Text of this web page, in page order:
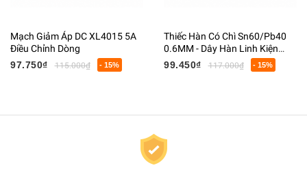
Mạch Giảm Áp DC XL4015 5A
Điều Chỉnh Dòng
97.750₫
115.000₫ - 15%
Thiếc Hàn Có Chì Sn60/Pb40
0.6MM - Dây Hàn Linh Kiện
Điện Tử Có Lõi Flux
99.450₫ 117.000₫ - 15%